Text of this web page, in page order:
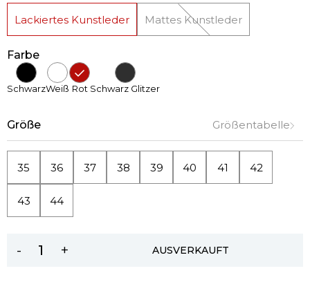
Lackiertes Kunstleder Mattes Kunstleder
Farbe
SchwarzWeiß Rot Schwarz Glitzer
Größe Größentabelle
35 36 37 38 39 40 41 42
43 44
- + AUSVERKAUFT